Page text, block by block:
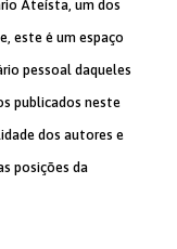
Ateísta, um dos
este é um espaço
pessoal daqueles
publicados neste
dos autores e
posições da